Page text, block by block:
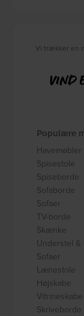
Vi trækker en
VIND
Populære
Havemøbler
Spisestole
Spiseborde
Sofaborde
Sofaer
TV-borde
Skænke
Understel &
Sofaer
Lænestole
Højskabe
Vitrineskabe
Skriveborde